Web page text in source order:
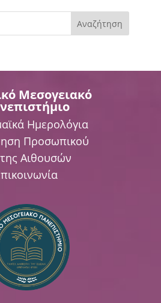
Αναζήτηση
Μεσογειακό
Ημερολόγια
Προσωπικού
Αιθουσών